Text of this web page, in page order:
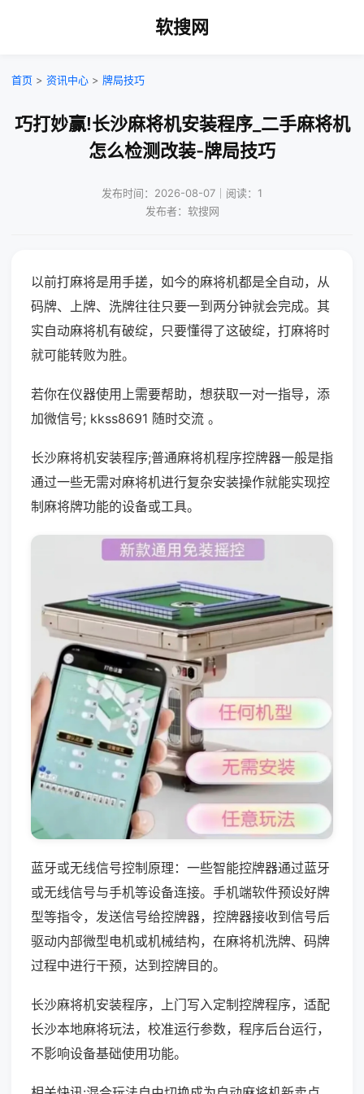
软搜网
首页 > 资讯中心 > 牌局技巧
巧打妙赢!长沙麻将机安装程序_二手麻将机
怎么检测改装-牌局技巧
发布时间：2026-08-07｜阅读：1
发布者：软搜网
以前打麻将是用手搓，如今的麻将机都是全自动，从
码牌、上牌、洗牌往往只要一到两分钟就会完成。其
实自动麻将机有破绽，只要懂得了这破绽，打麻将时
就可能转败为胜。
若你在仪器使用上需要帮助，想获取一对一指导，添
加微信号; kkss8691 随时交流 。
长沙麻将机安装程序;普通麻将机程序控牌器一般是指
通过一些无需对麻将机进行复杂安装操作就能实现控
制麻将牌功能的设备或工具。
蓝牙或无线信号控制原理：一些智能控牌器通过蓝牙
或无线信号与手机等设备连接。手机端软件预设好牌
型等指令，发送信号给控牌器，控牌器接收到信号后
驱动内部微型电机或机械结构，在麻将机洗牌、码牌
过程中进行干预，达到控牌目的。
长沙麻将机安装程序，上门写入定制控牌程序，适配
长沙本地麻将玩法，校准运行参数，程序后台运行，
不影响设备基础使用功能。